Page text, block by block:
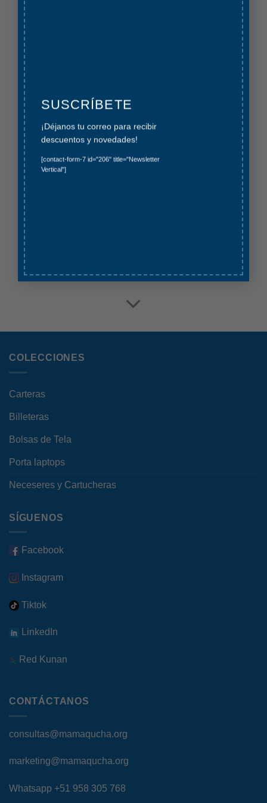
SUSCRÍBETE
¡Déjanos tu correo para recibir
descuentos y novedades!
[contact-form-7 id="206" title="Newsletter
Vertical"]
COLECCIONES
Carteras
Billeteras
Bolsas de Tela
Porta laptops
Neceseres y Cartucheras
SÍGUENOS
Facebook
Instagram
Tiktok
LinkedIn
Red Kunan
CONTÁCTANOS
consultas@mamaqucha.org
marketing@mamaqucha.org
Whatsapp +51 958 305 768